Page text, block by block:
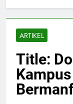
ARTIKEL
Title: